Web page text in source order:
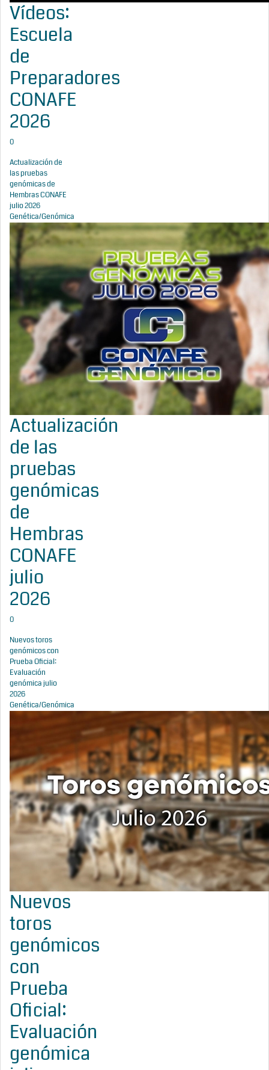
Vídeos:
Escuela
de
Preparadores
CONAFE
2026
0
Actualización de
las pruebas
genómicas de
Hembras CONAFE
julio 2026
Genética/Genómica
Actualización
de las
pruebas
genómicas
de
Hembras
CONAFE
julio
2026
0
Nuevos toros
genómicos con
Prueba Oficial:
Evaluación
genómica julio
2026
Genética/Genómica
Nuevos
toros
genómicos
con
Prueba
Oficial:
Evaluación
genómica